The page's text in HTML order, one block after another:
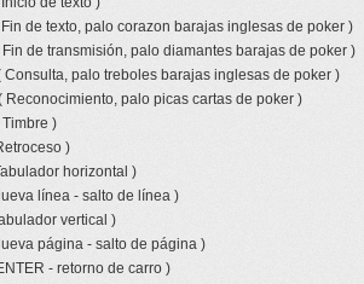
de texto, palo corazon barajas inglesas de poker )
de transmisión, palo diamantes barajas de poker )
Consulta, palo treboles barajas inglesas de poker )
Reconocimiento, palo picas cartas de poker )
Timbre )
)
horizontal )
línea - salto de línea )
vertical )
página - salto de página )
- retorno de carro )